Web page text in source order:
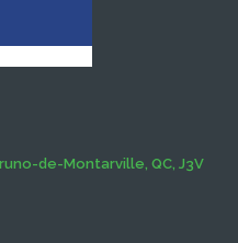
de-Montarville, QC, J3V